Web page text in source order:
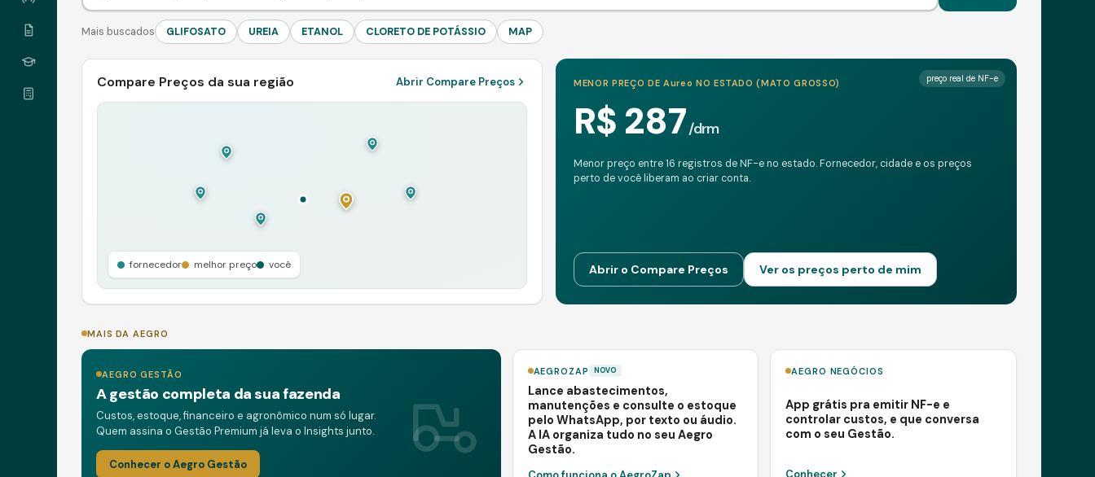
Mais buscados GLIFOSATO UREIA ETANOL CLORETO DE POTÁSSIO MAP
Compare Preços da sua região Abrir Compare Preços
fornecedor melhor preço você
preço real de NF-e
MENOR PREÇO DE Aureo NO ESTADO (MATO GROSSO)
R$ 287/drm
Menor preço entre 16 registros de NF-e no estado. Fornecedor, cidade e os preços
perto de você liberam ao criar conta.
Abrir o Compare Preços Ver os preços perto de mim
MAIS DA AEGRO
AEGRO GESTÃO
A gestão completa da sua fazenda
Custos, estoque, financeiro e agronômico num só lugar.
Quem assina o Gestão Premium já leva o Insights junto.
Conhecer o Aegro Gestão
AEGROZAP NOVO
Lance abastecimentos,
manutenções e consulte o estoque
pelo WhatsApp, por texto ou áudio.
A IA organiza tudo no seu Aegro
Gestão.
AEGRO NEGÓCIOS
App grátis pra emitir NF-e e
controlar custos, e que conversa
com o seu Gestão.
Conhecer